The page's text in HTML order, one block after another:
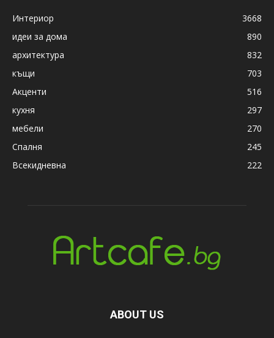
Интериор
3668
идеи за дома
890
архитектура
832
къщи
703
Акценти
516
кухня
297
мебели
270
Спалня
245
Всекидневна
222
ABOUT US